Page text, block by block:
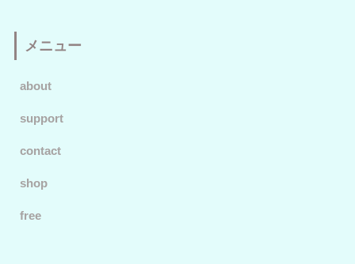
メニュー
about
support
contact
shop
free